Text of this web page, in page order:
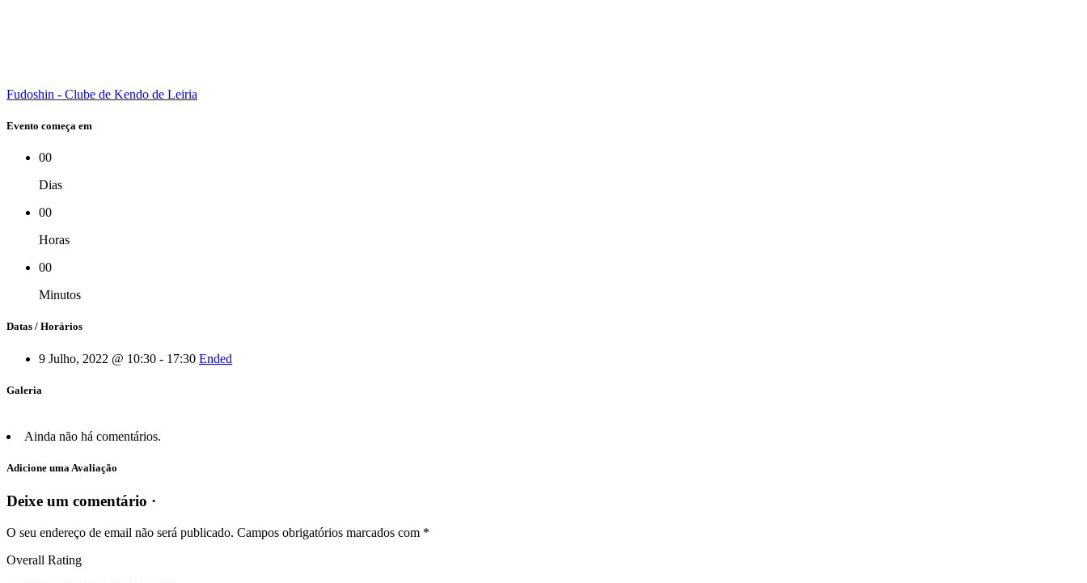
Fudoshin - Clube de Kendo de Leiria
Evento começa em
00
Dias
00
Horas
00
Minutos
Datas / Horários
9 Julho, 2022 @ 10:30 - 17:30 Ended
Galeria
Ainda não há comentários.
Adicione uma Avaliação
Deixe um comentário ·
O seu endereço de email não será publicado. Campos obrigatórios marcados com *
Overall Rating